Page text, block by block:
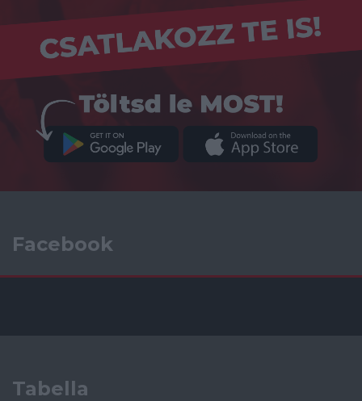
Facebook
Tabella